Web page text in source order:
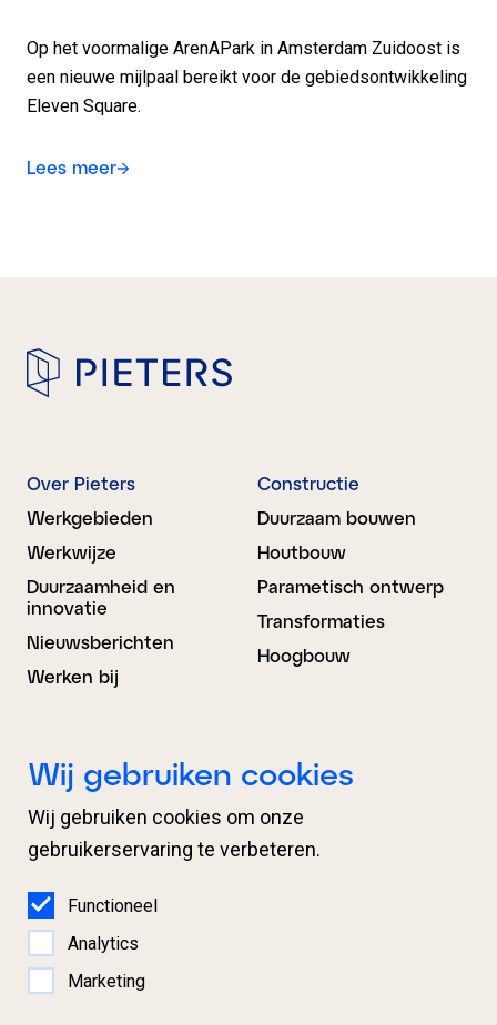
Wij gebruiken cookies
Wij gebruiken cookies om onze
gebruikerservaring te verbeteren.
Functioneel
Analytics
Marketing
Op het voormalige ArenAPark in Amsterdam Zuidoost is
een nieuwe mijlpaal bereikt voor de gebiedsontwikkeling
Eleven Square.
Lees meer
Over Pieters
Werkgebieden
Werkwijze
Duurzaamheid en
innovatie
Nieuwsberichten
Werken bij
Constructie
Duurzaam bouwen
Houtbouw
Parametisch ontwerp
Transformaties
Hoogbouw
Ontwerp
Engineering
Proces­begeleiding
Expertises
Projectondersteuning
Organisatieondersteuni
ng